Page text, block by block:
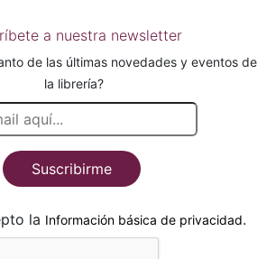
a nuestra newsletter
de las últimas novedades y eventos de
la librería?
Suscribirme
He leido y acepto la Información básica de privacidad.